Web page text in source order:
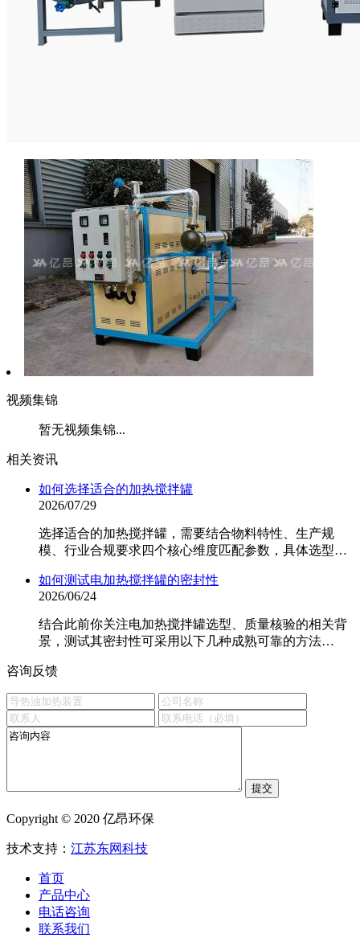
视频集锦
暂无视频集锦...
相关资讯
如何选择适合的加热搅拌罐
2026/07/29
选择适合的加热搅拌罐，需要结合物料特性、生产规
模、行业合规要求四个核心维度匹配参数，具体选型…
如何测试电加热搅拌罐的密封性
2026/06/24
结合此前你关注电加热搅拌罐选型、质量核验的相关背
景，测试其密封性可采用以下几种成熟可靠的方法…
咨询反馈
Copyright © 2020 亿昂环保
技术支持： 江苏东网科技
首页
产品中心
电话咨询
联系我们